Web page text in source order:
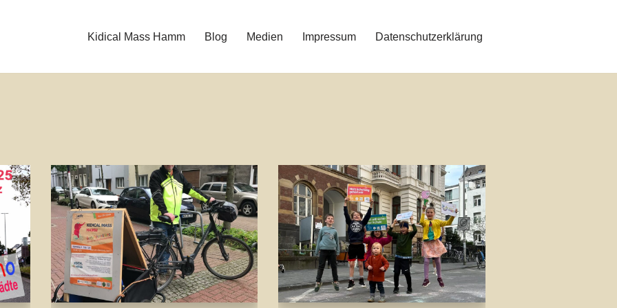
Kidical Mass Hamm Blog Medien Impressum Datenschutzerklärung